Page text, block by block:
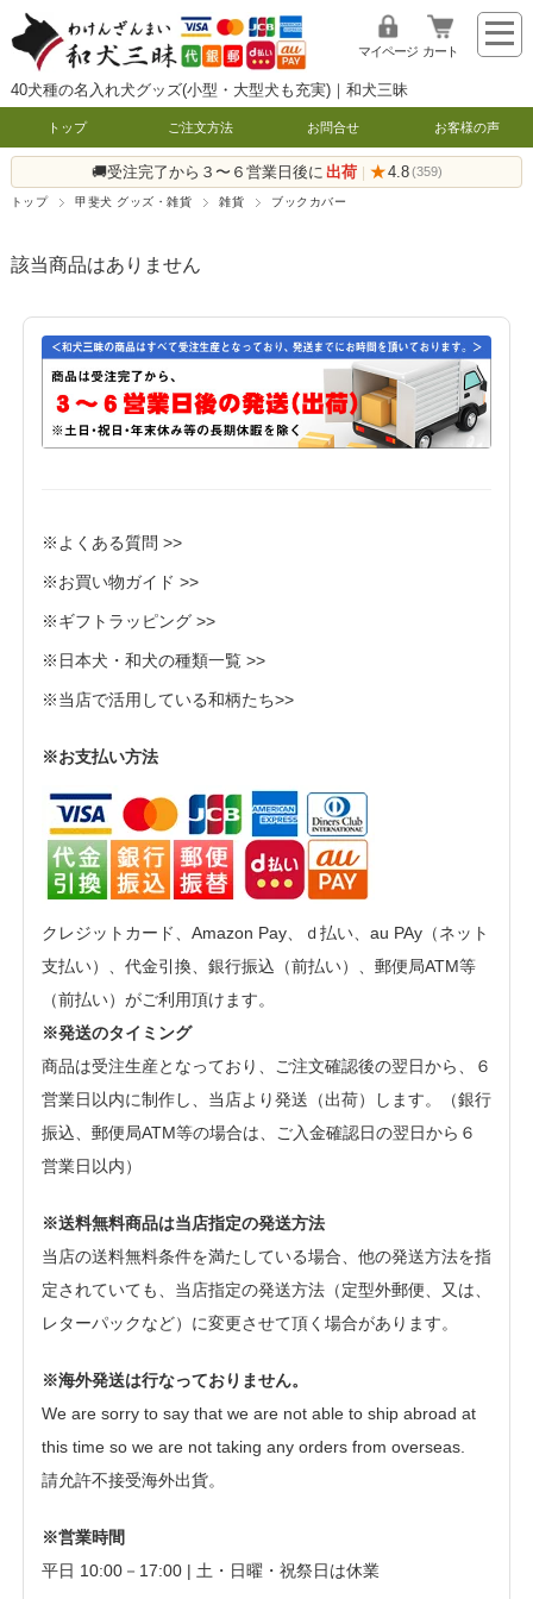
40犬種の名入れ犬グッズ(小型・大型犬も充実)｜和犬三昧
マイページ カート
トップ ご注文方法 お問合せ お客様の声
🚚受注完了から３〜６営業日後に 出荷 | ★4.8 (359)
トップ 甲斐犬 グッズ・雑貨 雑貨 ブックカバー
該当商品はありません
※よくある質問 >>
※お買い物ガイド >>
※ギフトラッピング >>
※日本犬・和犬の種類一覧 >>
※当店で活用している和柄たち>>
※お支払い方法
クレジットカード、Amazon Pay、ｄ払い、au PAy（ネット
支払い）、代金引換、銀行振込（前払い）、郵便局ATM等
（前払い）がご利用頂けます。
※発送のタイミング
商品は受注生産となっており、ご注文確認後の翌日から、６
営業日以内に制作し、当店より発送（出荷）します。（銀行
振込、郵便局ATM等の場合は、ご入金確認日の翌日から６
営業日以内）
※送料無料商品は当店指定の発送方法
当店の送料無料条件を満たしている場合、他の発送方法を指
定されていても、当店指定の発送方法（定型外郵便、又は、
レターパックなど）に変更させて頂く場合があります。
※海外発送は行なっておりません。
We are sorry to say that we are not able to ship abroad at
this time so we are not taking any orders from overseas.
請允許不接受海外出貨。
※営業時間
平日 10:00－17:00 | 土・日曜・祝祭日は休業